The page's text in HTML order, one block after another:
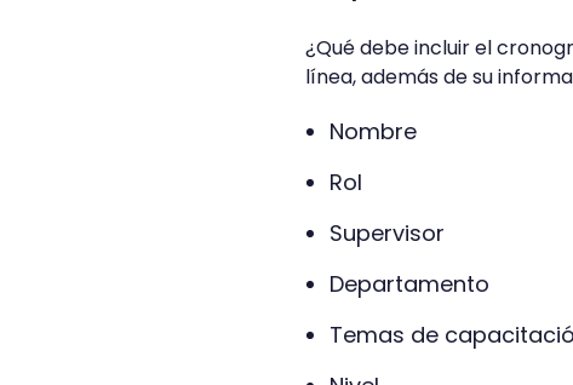
¿Qué debe incluir el
línea, además de su
Nombre
Rol
Supervisor
Departamento
Temas de